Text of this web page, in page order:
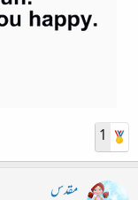
1
مقدس